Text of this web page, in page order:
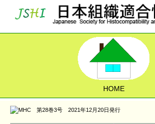
HOME